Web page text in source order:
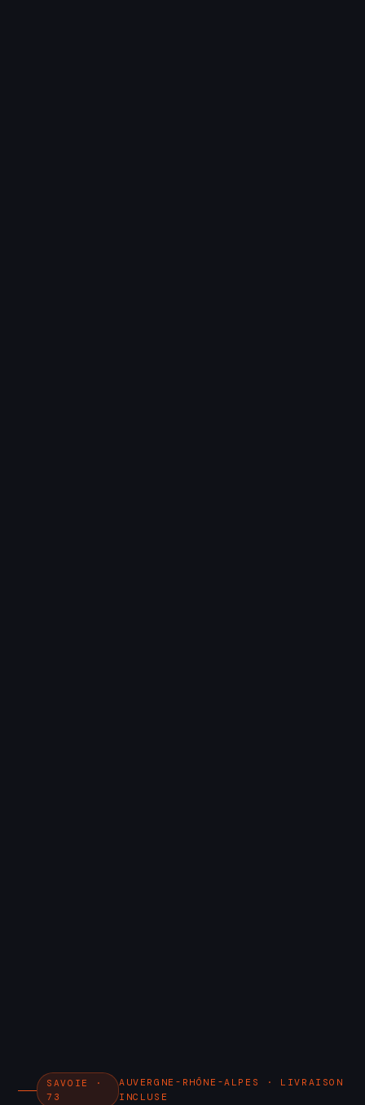
SAVOIE ·
73
AUVERGNE-RHÔNE-ALPES · LIVRAISON
INCLUSE